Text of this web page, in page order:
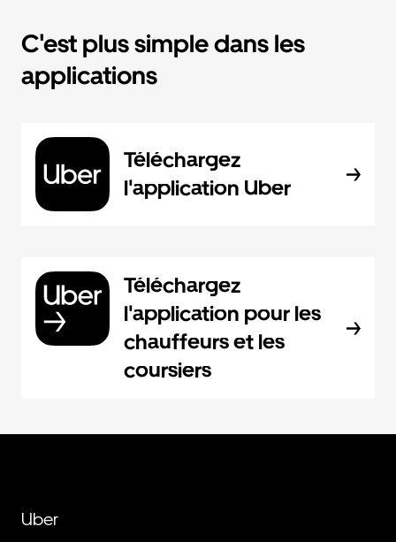
C'est plus simple dans les
applications
Téléchargez
l'application Uber
Téléchargez
l'application pour les
chauffeurs et les
coursiers
Uber